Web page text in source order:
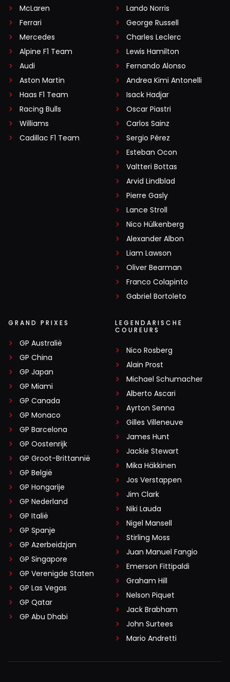
McLaren
Ferrari
Mercedes
Alpine F1 Team
Audi
Aston Martin
Haas F1 Team
Racing Bulls
Williams
Cadillac F1 Team
Lando Norris
George Russell
Charles Leclerc
Lewis Hamilton
Fernando Alonso
Andrea Kimi Antonelli
Isack Hadjar
Oscar Piastri
Carlos Sainz
Sergio Pérez
Esteban Ocon
Valtteri Bottas
Arvid Lindblad
Pierre Gasly
Lance Stroll
Nico Hülkenberg
Alexander Albon
Liam Lawson
Oliver Bearman
Franco Colapinto
Gabriel Bortoleto
GRAND PRIXES
GP Australië
GP China
GP Japan
GP Miami
GP Canada
GP Monaco
GP Barcelona
GP Oostenrijk
GP Groot-Brittannië
GP België
GP Hongarije
GP Nederland
GP Italië
GP Spanje
GP Azerbeidzjan
GP Singapore
GP Verenigde Staten
GP Las Vegas
GP Qatar
GP Abu Dhabi
LEGENDARISCHE
COUREURS
Nico Rosberg
Alain Prost
Michael Schumacher
Alberto Ascari
Ayrton Senna
Gilles Villeneuve
James Hunt
Jackie Stewart
Mika Häkkinen
Jos Verstappen
Jim Clark
Niki Lauda
Nigel Mansell
Stirling Moss
Juan Manuel Fangio
Emerson Fittipaldi
Graham Hill
Nelson Piquet
Jack Brabham
John Surtees
Mario Andretti